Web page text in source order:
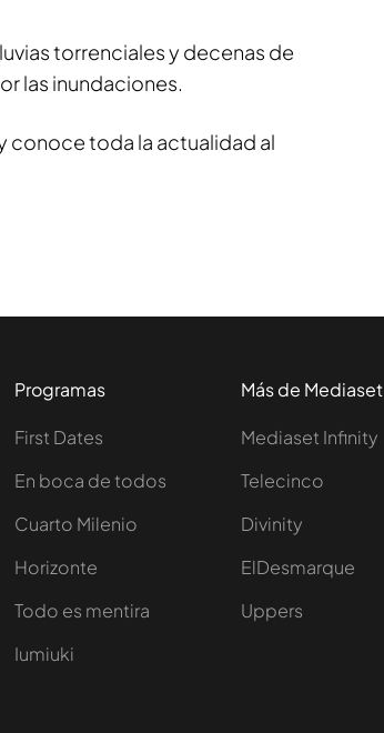
torrenciales y decenas de
las inundaciones.
conoce toda la actualidad al
Programas
First Dates
En boca de todos
Cuarto Milenio
Horizonte
Todo es mentira
Iumiuki
Más de Mediaset
Mediaset Infinity
Telecinco
Divinity
ElDesmarque
Uppers